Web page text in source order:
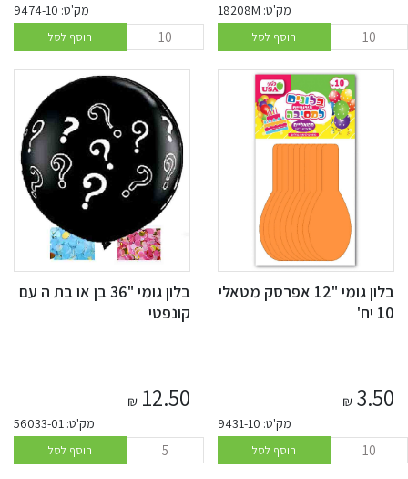
מק'ט: 18208M
הוסף לסל
מק'ט: 9474-10
הוסף לסל
בלון גומי "12 אפרסק מטאלי
10 יח'
3.50
₪
מק'ט: 9431-10
הוסף לסל
בלון גומי "36 בן או בת ה עם
קונפטי
12.50
₪
מק'ט: 56033-01
הוסף לסל